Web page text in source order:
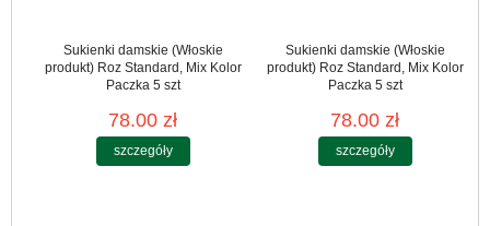
Sukienki damskie (Włoskie
produkt) Roz Standard, Mix Kolor
Paczka 5 szt
78.00 zł
szczegóły
Sukienki damskie (Włoskie
produkt) Roz Standard, Mix Kolor
Paczka 5 szt
78.00 zł
szczegóły